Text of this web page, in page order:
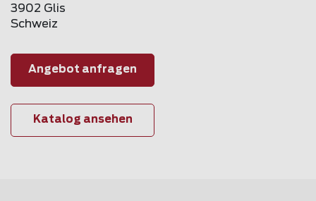
3902 Glis
Schweiz
Angebot anfragen
Katalog ansehen